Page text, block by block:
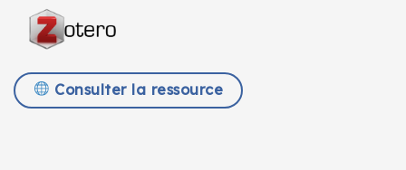
Consulter la ressource